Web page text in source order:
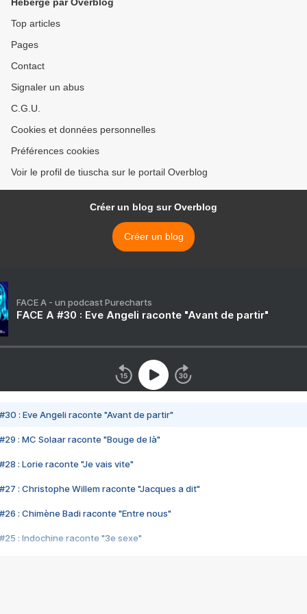
Top articles
Pages
Contact
Signaler un abus
C.G.U.
Cookies et données personnelles
Préférences cookies
Voir le profil de tiuscha sur le portail Overblog
Créer un blog sur Overblog
Créer un blog
FACE A - un podcast Purecharts
FACE A #30 : Eve Angeli raconte "Avant de partir"
#30 : Eve Angeli raconte "Avant de partir"
#29 : MC Solaar raconte "Bouge de là"
#28 : Lorie raconte "Je vais vite"
#27 : Christophe Willem raconte "Jacques a dit"
#26 : Chimène Badi raconte "Entre nous"
#25 : Indochine raconte "3e sexe"